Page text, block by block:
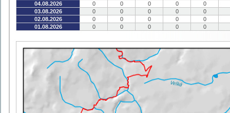
04.08.2026
0 0 0 0
0
03.08.2026
0 0 0 0
0
02.08.2026
0 0 0 0
0
01.08.2026
0 0 0 0 0